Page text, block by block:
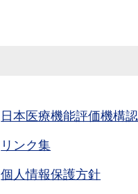
日本医療機能評価機構
リンク集
個人情報保護方針